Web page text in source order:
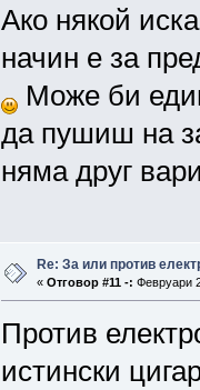
Ако някой
начин е за
Може би
да пушиш на
няма друг
Re: За или против
« Отговор #11 -: Февруари
Против
истински